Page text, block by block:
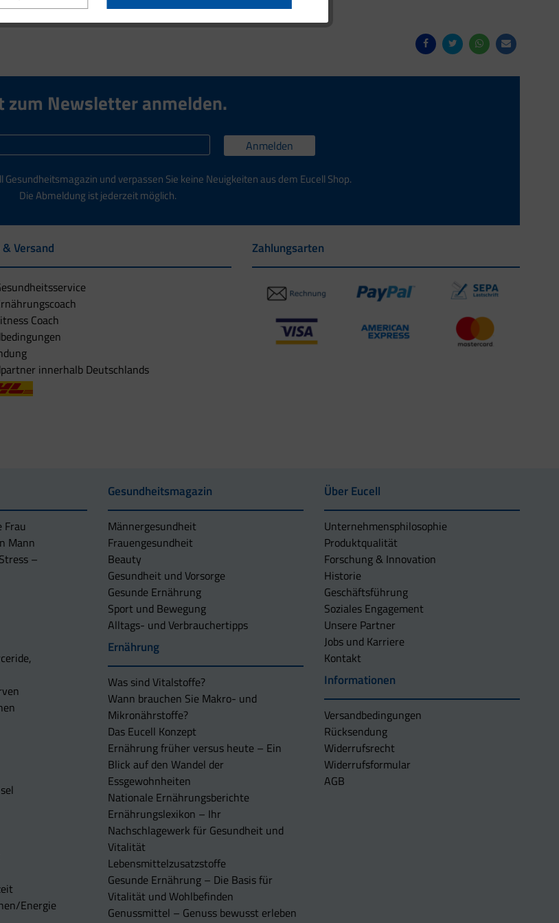
zum Newsletter anmelden.
Anmelden
und verpassen Sie keine Neuigkeiten aus dem Eucell Shop.
Die Abmeldung ist jederzeit möglich.
Versand
Coach
innerhalb Deutschlands
Zahlungsarten
Frau
Mann
–
Energie
Gesundheitsmagazin
Männergesundheit
Frauengesundheit
Beauty
Gesundheit und Vorsorge
Gesunde Ernährung
Sport und Bewegung
Alltags- und Verbrauchertipps
Ernährung
Was sind Vitalstoffe?
Wann brauchen Sie Makro- und
Mikronährstoffe?
Das Eucell Konzept
Ernährung früher versus heute – Ein
Blick auf den Wandel der
Essgewohnheiten
Nationale Ernährungsberichte
Ernährungslexikon – Ihr
Nachschlagewerk für Gesundheit und
Vitalität
Lebensmittelzusatzstoffe
Gesunde Ernährung – Die Basis für
Vitalität und Wohlbefinden
Genussmittel – Genuss bewusst erleben
Über Eucell
Unternehmens­philosophie
Produktqualität
Forschung & Innovation
Historie
Geschäftsführung
Soziales Engagement
Unsere Partner
Jobs und Karriere
Kontakt
Informationen
Versandbedingungen
Rücksendung
Widerrufsrecht
Widerrufsformular
AGB